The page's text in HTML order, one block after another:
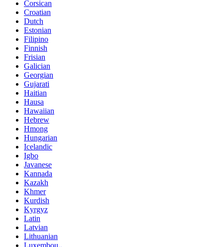
Corsican
Croatian
Dutch
Estonian
Filipino
Finnish
Frisian
Galician
Georgian
Gujarati
Haitian
Hausa
Hawaiian
Hebrew
Hmong
Hungarian
Icelandic
Igbo
Javanese
Kannada
Kazakh
Khmer
Kurdish
Kyrgyz
Latin
Latvian
Lithuanian